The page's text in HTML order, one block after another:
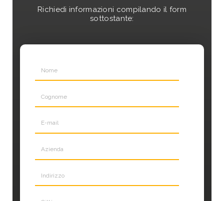
Richiedi informazioni compilando il form
sottostante: